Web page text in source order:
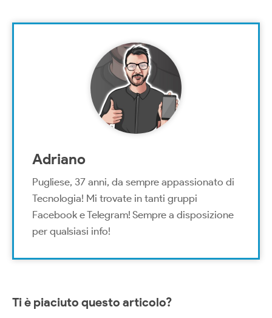
Adriano
Pugliese, 37 anni, da sempre appassionato di
Tecnologia! Mi trovate in tanti gruppi
Facebook e Telegram! Sempre a disposizione
per qualsiasi info!
Ti è piaciuto questo articolo?